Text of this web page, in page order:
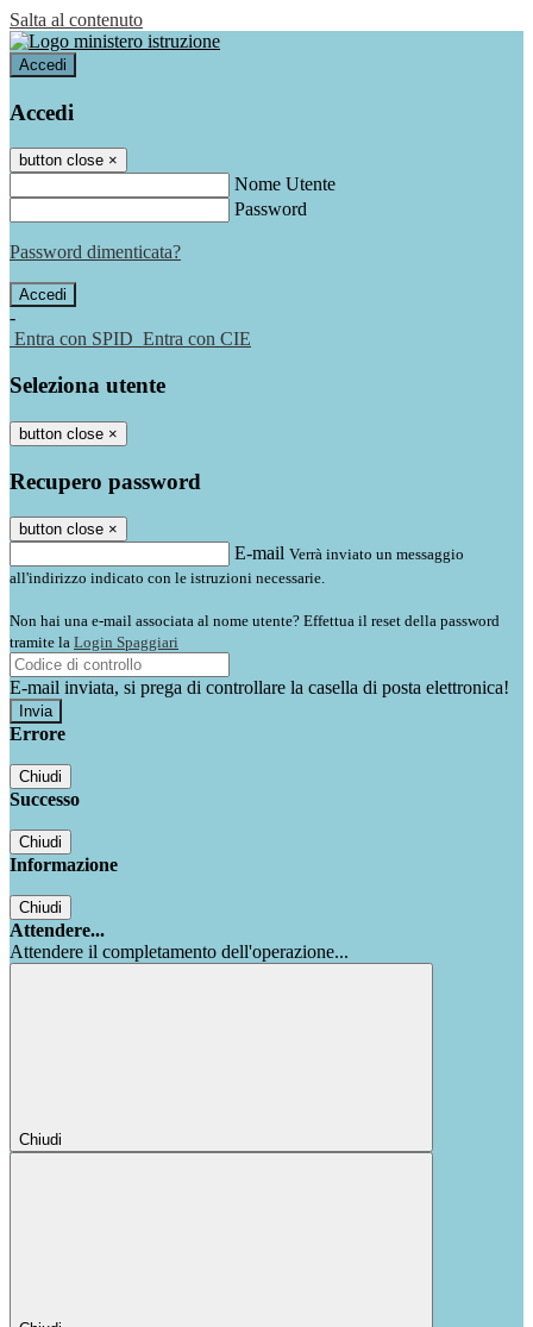
Salta al contenuto
Accedi
Accedi
button close ×
Nome Utente
Password
Password dimenticata?
-
Entra con SPID Entra con CIE
Seleziona utente
button close ×
Recupero password
button close ×
E-mail Verrà inviato un messaggio
all'indirizzo indicato con le istruzioni necessarie.
Non hai una e-mail associata al nome utente? Effettua il reset della password
tramite la Login Spaggiari
E-mail inviata, si prega di controllare la casella di posta elettronica!
Errore
Chiudi
Successo
Chiudi
Informazione
Chiudi
Attendere...
Attendere il completamento dell'operazione...
Chiudi